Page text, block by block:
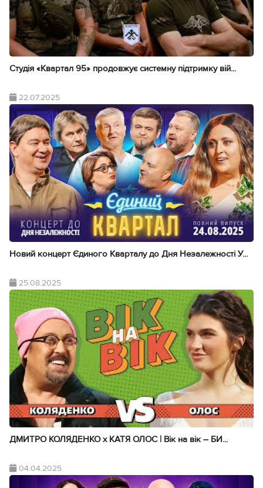
Студія «Квартал 95» продовжує системну підтримку вій...
22.07.2025
Новий концерт Єдиного Кварталу до Дня Незалежності У...
25.08.2025
ДМИТРО КОЛЯДЕНКО х КАТЯ ОЛОС | Вік на вік – БИ...
04.04.2025